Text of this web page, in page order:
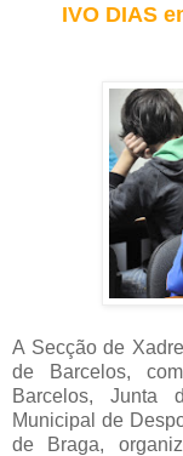
IVO DIAS
A Secção de
de Barcelos,
Barcelos, Junta
Municipal de
de Braga,